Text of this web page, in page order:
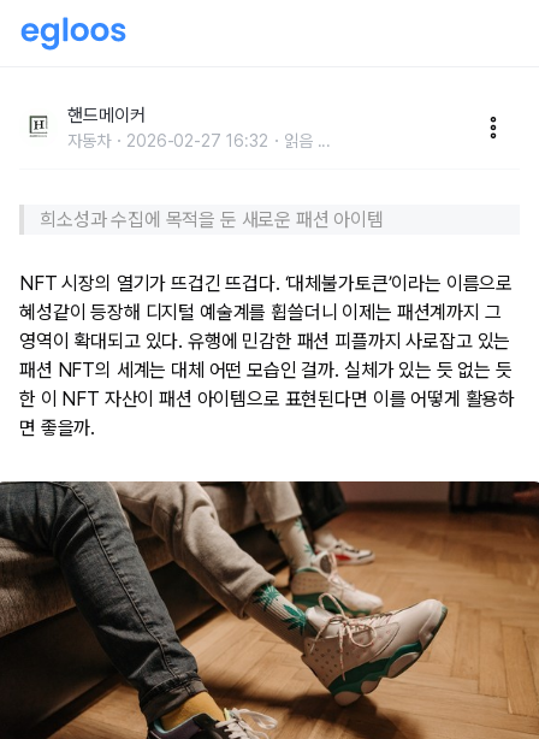
핸드메이커
자동차 2026-02-27 16:32 읽음 ...
희소성과 수집에 목적을 둔 새로운 패션 아이템
NFT 시장의 열기가 뜨겁긴 뜨겁다. ‘대체불가토큰’이라는 이름으로
혜성같이 등장해 디지털 예술계를 휩쓸더니 이제는 패션계까지 그
영역이 확대되고 있다. 유행에 민감한 패션 피플까지 사로잡고 있는
패션 NFT의 세계는 대체 어떤 모습인 걸까. 실체가 있는 듯 없는 듯
한 이 NFT 자산이 패션 아이템으로 표현된다면 이를 어떻게 활용하
면 좋을까.